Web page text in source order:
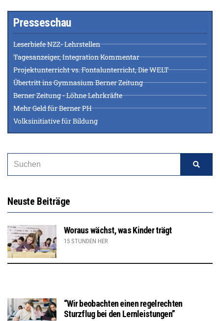
Presseschau
Leserbiefe NZZ- Lehrstellen
Tagesanzeiger, Integration Kommentar
Projektunterricht vs. Fontalunterricht, Die WELT
Übertritt ins Gymnasium Berner Zeitung
Berner Zeitung - Löhne Lehrkräfte
Mehr Geld für Berner PH
Volksinitiative für Bildung
Neuste Beiträge
Woraus wächst, was Kinder trägt
15 STUNDEN HER
“Wir beobachten einen regelrechten
Sturzflug bei den Lernleistungen”